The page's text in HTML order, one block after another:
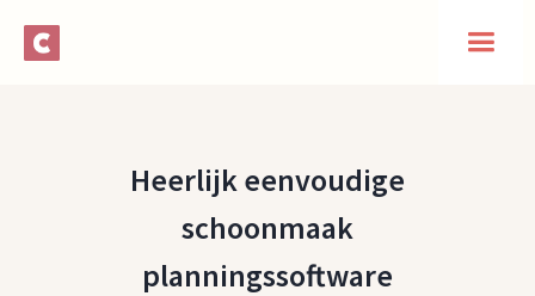
Heerlijk eenvoudige
schoonmaak
planningssoftware